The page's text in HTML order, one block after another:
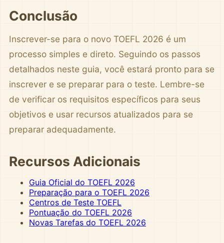
Conclusão
Inscrever-se para o novo TOEFL 2026 é um
processo simples e direto. Seguindo os passos
detalhados neste guia, você estará pronto para se
inscrever e se preparar para o teste. Lembre-se
de verificar os requisitos específicos para seus
objetivos e usar recursos atualizados para se
preparar adequadamente.
Recursos Adicionais
Guia Oficial do TOEFL 2026
Preparação para o TOEFL 2026
Centros de Teste TOEFL
Pontuação do TOEFL 2026
Novas Tarefas do TOEFL 2026